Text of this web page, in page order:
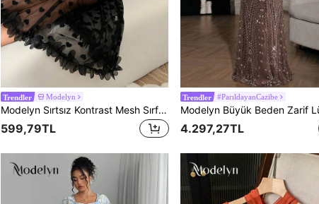
Trendler Modelyn
Modelyn Sırtsız Kontrast Mesh Sırf Sade Kadın Gecelikler ve Sleepshirts
599,79TL
Trendler #ParıldayanCazibe
4.297,27TL